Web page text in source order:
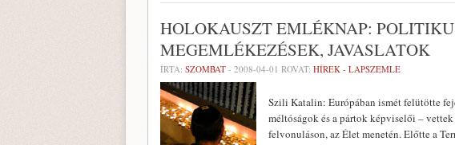
HOLOKAUSZT EMLÉKNAP:
MEGEMLÉKEZÉSEK, JAVASLATOK
ÍRTA: SZOMBAT - 2008-04-01 ROVAT: HÍREK - LAPSZEMLE
Szili Katalin: Európában ismét felütötte
méltóságok és a pártok képviselői –
felvonuláson, az Élet menetén. Előtte a